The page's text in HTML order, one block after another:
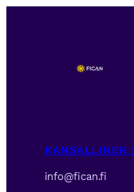
KANSALLINEN
info@fican.fi